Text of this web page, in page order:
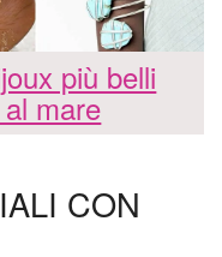
più belli
mare
CON